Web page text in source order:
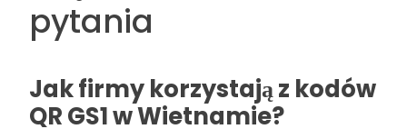
pytania
Jak firmy korzystają z kodów
QR GS1 w Wietnamie?